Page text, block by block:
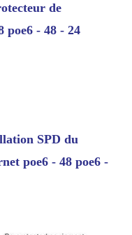
de
poe6 - 48 - 24
SPD du
poe6 - 48 poe6 -